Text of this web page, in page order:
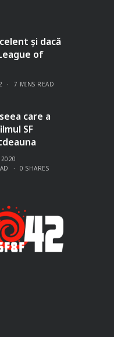
și dacă
of
7 MINS READ
care a
SF
0 SHARES